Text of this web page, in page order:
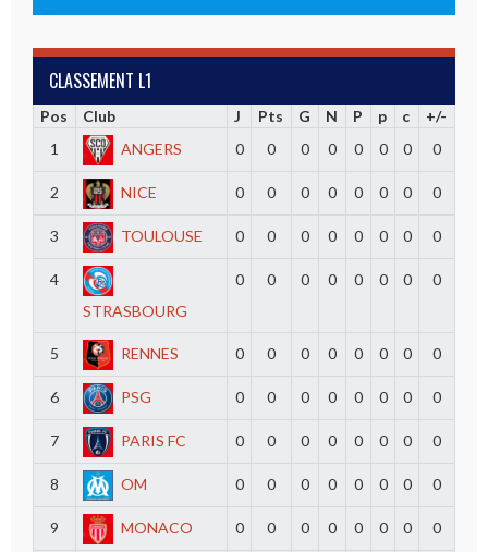
CLASSEMENT L1
Pos Club J Pts G N P p c
+/-
1
ANGERS 0 0 0 0 0 0 0 0
2 NICE 0 0 0 0 0 0 0 0
3 TOULOUSE 0 0 0 0 0 0 0 0
4
STRASBOURG
0 0 0 0 0 0 0 0
5 RENNES 0 0 0 0 0 0 0 0
6 PSG 0 0 0 0 0 0 0 0
7 PARIS FC 0 0 0 0 0 0 0 0
8 OM 0 0 0 0 0 0 0 0
9 MONACO 0 0 0 0 0 0 0 0